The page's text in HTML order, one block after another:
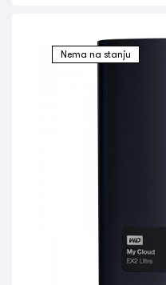
Nema na stanju